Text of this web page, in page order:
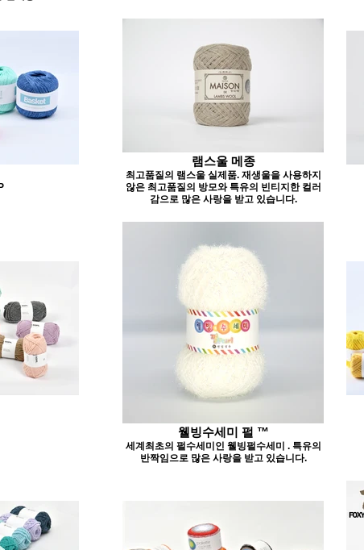
램스울 메종
최고품질의 램스울 실제품. 재생울을 사용하지
않은 최고품질의 방모와 특유의 빈티지한 컬러
감으로 많은 사랑을 받고 있습니다.
웰빙수세미 펄 ™
세계최초의 펄수세미인 웰빙펄수세미 . 특유의
반짝임으로 많은 사랑을 받고 있습니다.